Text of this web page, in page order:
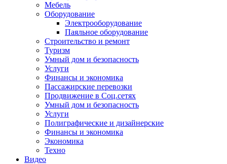
Мебель
Оборудование
Электрооборудование
Паяльное оборудование
Строительство и ремонт
Туризм
Умный дом и безопасность
Услуги
Финансы и экономика
Пассажирские перевозки
Продвижение в Соц.сетях
Умный дом и безопасность
Услуги
Полиграфические и дизайнерские
Финансы и экономика
Экономика
Техно
Видео